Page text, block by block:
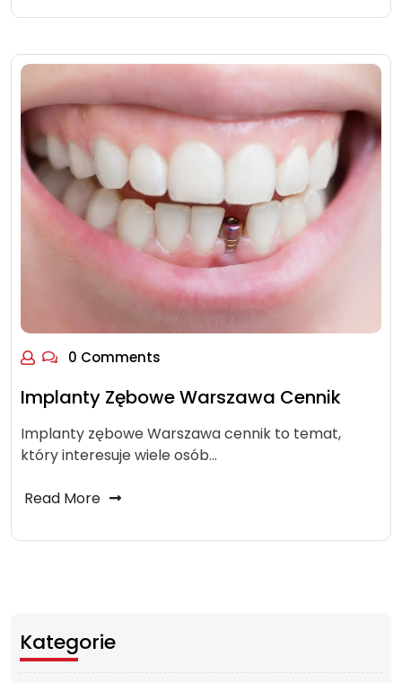
0 Comments
Implanty Zębowe Warszawa Cennik
Implanty zębowe Warszawa cennik to temat,
który interesuje wiele osób…
Read More
Kategorie